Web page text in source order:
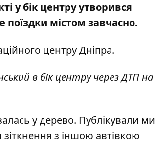
у бік центру утворився
поїздки містом завчасно.
центру Дніпра.
в бік центру через ДТП на
у дерево. Публікували ми
зіткнення з іншою автівкою